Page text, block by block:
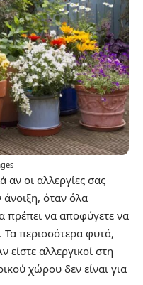
αν οι αλλεργίες σας
άνοιξη, όταν όλα
πρέπει να αποφύγετε να
Τα περισσότερα φυτά,
αλλεργικοί στη
χώρου δεν είναι για